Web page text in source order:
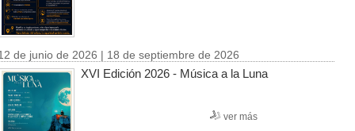
de junio de 2026 | 18 de septiembre de 2026
XVI Edición 2026 - Música a la Luna
ver más